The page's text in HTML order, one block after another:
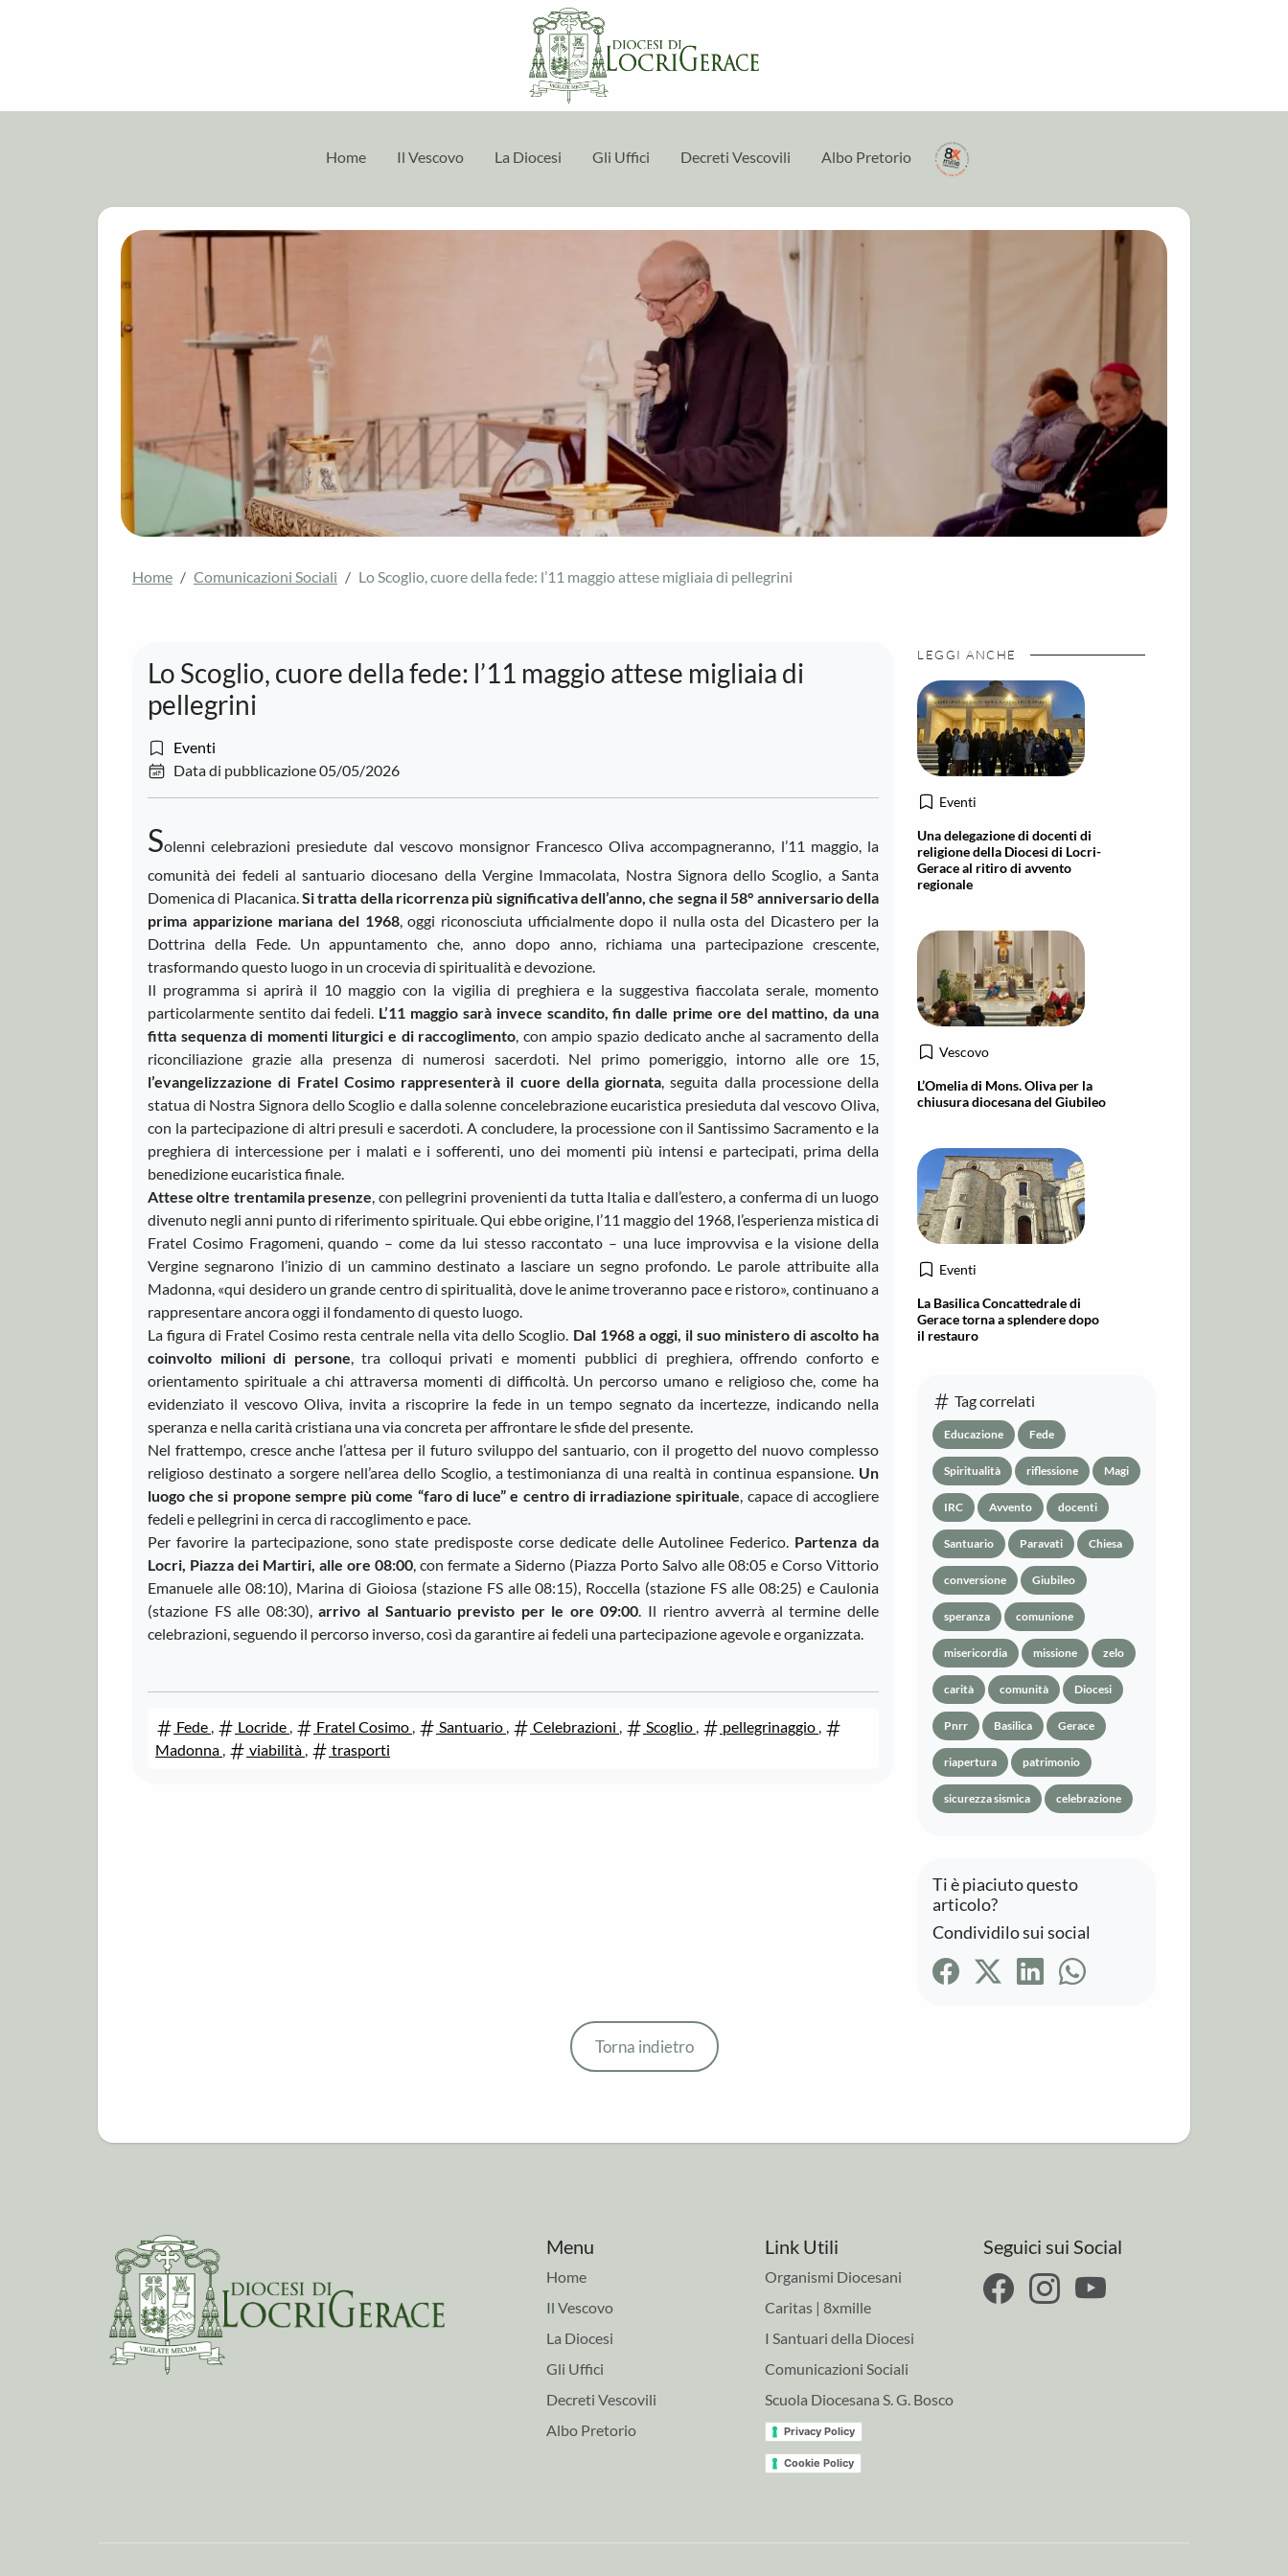
Home Il Vescovo La Diocesi Gli Uffici Decreti Vescovili Albo Pretorio
Home Comunicazioni Sociali Lo Scoglio, cuore della fede: l’11 maggio attese migliaia di pellegrini
Lo Scoglio, cuore della fede: l’11 maggio attese migliaia di
pellegrini
Eventi
Data di pubblicazione 05/05/2026
Solenni celebrazioni presiedute dal vescovo monsignor Francesco Oliva accompagneranno, l’11 maggio, la
comunità dei fedeli al santuario diocesano della Vergine Immacolata, Nostra Signora dello Scoglio, a Santa
Domenica di Placanica.Si tratta della ricorrenza più significativa dell’anno, che segna il 58° anniversario della
prima apparizione mariana del 1968, oggi riconosciuta ufficialmente dopo il nulla osta del Dicastero per la
Dottrina della Fede. Un appuntamento che, anno dopo anno, richiama una partecipazione crescente,
trasformando questo luogo in un crocevia di spiritualità e devozione.
Il programma si aprirà il 10 maggio con la vigilia di preghiera e la suggestiva fiaccolata serale, momento
particolarmente sentito dai fedeli. L’11 maggio sarà invece scandito, fin dalle prime ore del mattino, da una
fitta sequenza di momenti liturgici e di raccoglimento, con ampio spazio dedicato anche al sacramento della
riconciliazione grazie alla presenza di numerosi sacerdoti. Nel primo pomeriggio, intorno alle ore 15,
l’evangelizzazione di Fratel Cosimo rappresenterà il cuore della giornata, seguita dalla processione della
statua di Nostra Signora dello Scoglio e dalla solenne concelebrazione eucaristica presieduta dal vescovo Oliva,
con la partecipazione di altri presuli e sacerdoti. A concludere, la processione con il Santissimo Sacramento e la
preghiera di intercessione per i malati e i sofferenti, uno dei momenti più intensi e partecipati, prima della
benedizione eucaristica finale.
Attese oltre trentamila presenze, con pellegrini provenienti da tutta Italia e dall’estero, a conferma di un luogo
divenuto negli anni punto di riferimento spirituale. Qui ebbe origine, l’11 maggio del 1968, l’esperienza mistica di
Fratel Cosimo Fragomeni, quando – come da lui stesso raccontato – una luce improvvisa e la visione della
Vergine segnarono l’inizio di un cammino destinato a lasciare un segno profondo. Le parole attribuite alla
Madonna, «qui desidero un grande centro di spiritualità, dove le anime troveranno pace e ristoro», continuano a
rappresentare ancora oggi il fondamento di questo luogo.
La figura di Fratel Cosimo resta centrale nella vita dello Scoglio. Dal 1968 a oggi, il suo ministero di ascolto ha
coinvolto milioni di persone, tra colloqui privati e momenti pubblici di preghiera, offrendo conforto e
orientamento spirituale a chi attraversa momenti di difficoltà. Un percorso umano e religioso che, come ha
evidenziato il vescovo Oliva, invita a riscoprire la fede in un tempo segnato da incertezze, indicando nella
speranza e nella carità cristiana una via concreta per affrontare le sfide del presente.
Nel frattempo, cresce anche l’attesa per il futuro sviluppo del santuario, con il progetto del nuovo complesso
religioso destinato a sorgere nell’area dello Scoglio, a testimonianza di una realtà in continua espansione. Un
luogo che si propone sempre più come “faro di luce” e centro di irradiazione spirituale, capace di accogliere
fedeli e pellegrini in cerca di raccoglimento e pace.
Per favorire la partecipazione, sono state predisposte corse dedicate delle Autolinee Federico. Partenza da
Locri, Piazza dei Martiri, alle ore 08:00, con fermate a Siderno (Piazza Porto Salvo alle 08:05 e Corso Vittorio
Emanuele alle 08:10), Marina di Gioiosa (stazione FS alle 08:15), Roccella (stazione FS alle 08:25) e Caulonia
(stazione FS alle 08:30),arrivo al Santuario previsto per le ore 09:00. Il rientro avverrà al termine delle
celebrazioni, seguendo il percorso inverso, così da garantire ai fedeli una partecipazione agevole e organizzata.
Fede , Locride , Fratel Cosimo , Santuario , Celebrazioni , Scoglio , pellegrinaggio ,
Madonna , viabilità , trasporti
Ti è piaciuto questo
articolo?
Condividilo sui social
LEGGI ANCHE
Eventi
Una delegazione di docenti di
religione della Diocesi di Locri-
Gerace al ritiro di avvento
regionale
Vescovo
L’Omelia di Mons. Oliva per la
chiusura diocesana del Giubileo
Eventi
La Basilica Concattedrale di
Gerace torna a splendere dopo
il restauro
Tag correlati
Educazione Fede
Spiritualità riflessione Magi
IRC Avvento docenti
Santuario Paravati Chiesa
conversione Giubileo
speranza comunione
misericordia missione zelo
carità comunità Diocesi
Pnrr Basilica Gerace
riapertura patrimonio
sicurezza sismica celebrazione
Torna indietro
Menu
Home
Il Vescovo
La Diocesi
Gli Uffici
Decreti Vescovili
Albo Pretorio
Link Utili
Organismi Diocesani
Caritas | 8xmille
I Santuari della Diocesi
Comunicazioni Sociali
Scuola Diocesana S. G. Bosco
Privacy Policy
Cookie Policy
Seguici sui Social